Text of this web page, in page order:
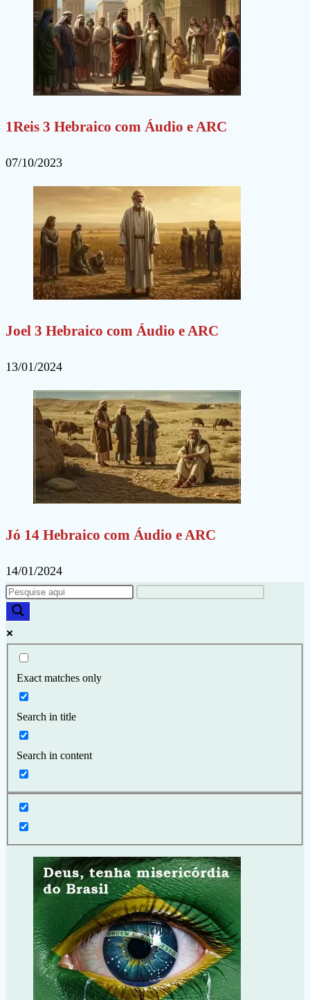
1Reis 3 Hebraico com Áudio e ARC
07/10/2023
Joel 3 Hebraico com Áudio e ARC
13/01/2024
Jó 14 Hebraico com Áudio e ARC
14/01/2024
Exact matches only
Search in title
Search in content